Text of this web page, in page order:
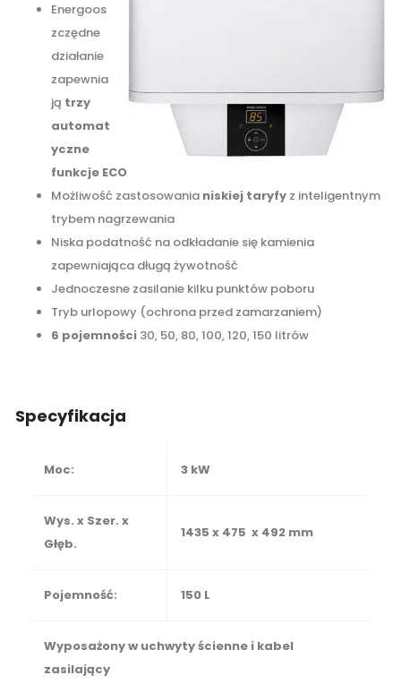
Energoos
zczędne
działanie
zapewnia
ją trzy
automat
yczne
funkcje ECO
Możliwość zastosowania niskiej taryfy z inteligentnym
trybem nagrzewania
Niska podatność na odkładanie się kamienia
zapewniająca długą żywotność
Jednoczesne zasilanie kilku punktów poboru
Tryb urlopowy (ochrona przed zamarzaniem)
6 pojemności 30, 50, 80, 100, 120, 150 litrów
Specyfikacja
Moc: 3 kW
Wys. x Szer. x
Głęb.
1435 x 475 x 492 mm
Pojemność: 150 L
Wyposażony w uchwyty ścienne i kabel
zasilający